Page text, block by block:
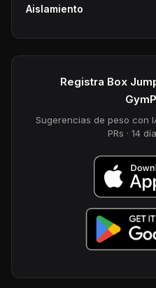
Aislamiento
Registra Box
Sugerencias de peso con
PRs · 14